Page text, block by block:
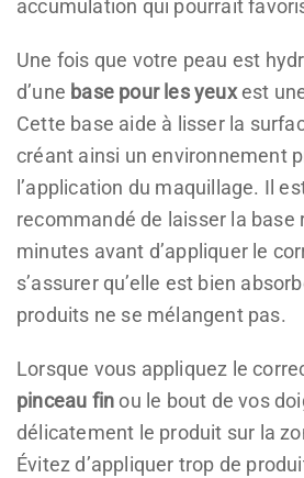
accumulation qui pourrait
Une fois que votre peau est
d’une base pour les yeuxest
Cette base aide à lisser la
créant ainsi un environnement
l’application du maquillage. Il
recommandé de laisser la base
minutes avant d’appliquer le
s’assurer qu’elle est bien
produits ne se mélangent pas.
Lorsque vous appliquez le
pinceau finou le bout de vos
délicatement le produit sur la
Évitez d’appliquer trop de